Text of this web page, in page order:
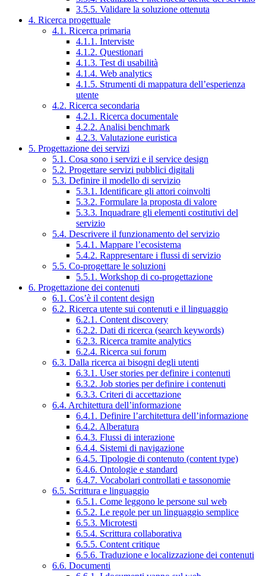
3.5.5. Validare la soluzione ottenuta
4. Ricerca progettuale
4.1. Ricerca primaria
4.1.1. Interviste
4.1.2. Questionari
4.1.3. Test di usabilità
4.1.4. Web analytics
4.1.5. Strumenti di mappatura dell’esperienza
utente
4.2. Ricerca secondaria
4.2.1. Ricerca documentale
4.2.2. Analisi benchmark
4.2.3. Valutazione euristica
5. Progettazione dei servizi
5.1. Cosa sono i servizi e il service design
5.2. Progettare servizi pubblici digitali
5.3. Definire il modello di servizio
5.3.1. Identificare gli attori coinvolti
5.3.2. Formulare la proposta di valore
5.3.3. Inquadrare gli elementi costitutivi del
servizio
5.4. Descrivere il funzionamento del servizio
5.4.1. Mappare l’ecosistema
5.4.2. Rappresentare i flussi di servizio
5.5. Co-progettare le soluzioni
5.5.1. Workshop di co-progettazione
6. Progettazione dei contenuti
6.1. Cos’è il content design
6.2. Ricerca utente sui contenuti e il linguaggio
6.2.1. Content discovery
6.2.2. Dati di ricerca (search keywords)
6.2.3. Ricerca tramite analytics
6.2.4. Ricerca sui forum
6.3. Dalla ricerca ai bisogni degli utenti
6.3.1. User stories per definire i contenuti
6.3.2. Job stories per definire i contenuti
6.3.3. Criteri di accettazione
6.4. Architettura dell’informazione
6.4.1. Definire l’architettura dell’informazione
6.4.2. Alberatura
6.4.3. Flussi di interazione
6.4.4. Sistemi di navigazione
6.4.5. Tipologie di contenuto (content type)
6.4.6. Ontologie e standard
6.4.7. Vocabolari controllati e tassonomie
6.5. Scrittura e linguaggio
6.5.1. Come leggono le persone sul web
6.5.2. Le regole per un linguaggio semplice
6.5.3. Microtesti
6.5.4. Scrittura collaborativa
6.5.5. Content critique
6.5.6. Traduzione e localizzazione dei contenuti
6.6. Documenti